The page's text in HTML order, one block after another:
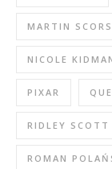
MARTIN
NICOLE
PIXAR
RIDLEY SCOTT
ROMAN